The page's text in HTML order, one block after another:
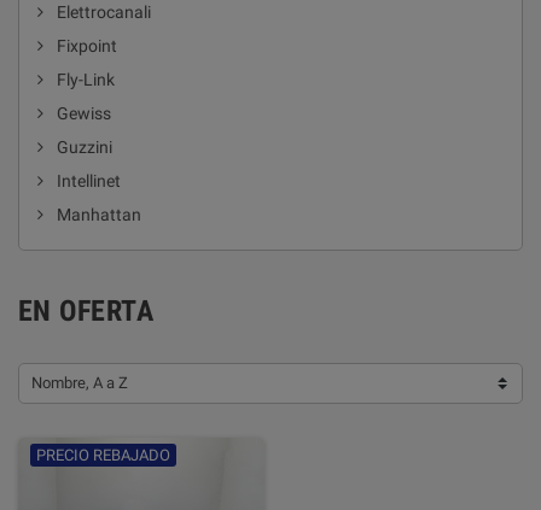
Elettrocanali
Fixpoint
Fly-Link
Gewiss
Guzzini
Intellinet
Manhattan
EN OFERTA
Nombre, A a Z
PRECIO REBAJADO